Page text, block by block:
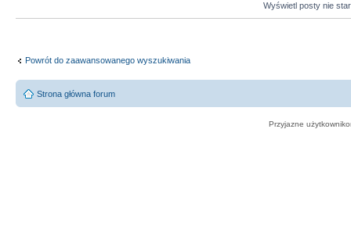
Wyświetl posty nie
Powrót do zaawansowanego wyszukiwania
Strona główna forum
Przyjazne